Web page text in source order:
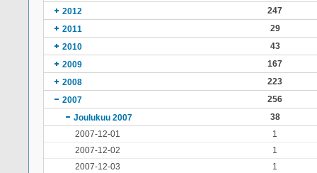
2012
247
2011
29
2010
43
2009
167
2008
223
2007
256
Joulukuu 2007
38
2007-12-01
1
2007-12-02
1
2007-12-03
1